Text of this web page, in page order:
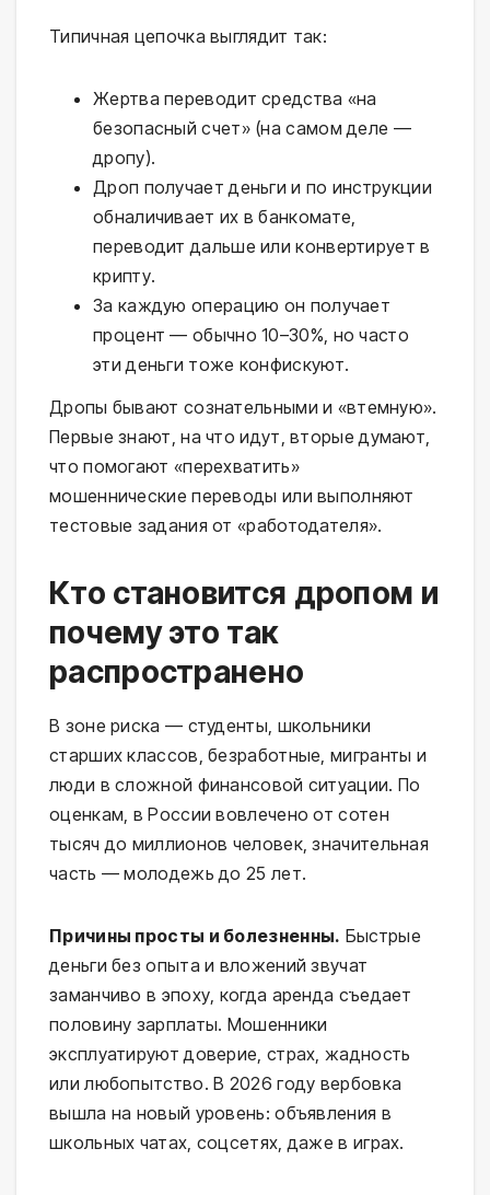
Типичная цепочка выглядит так:
Жертва переводит средства «на
безопасный счет» (на самом деле —
дропу).
Дроп получает деньги и по инструкции
обналичивает их в банкомате,
переводит дальше или конвертирует в
крипту.
За каждую операцию он получает
процент — обычно 10–30%, но часто
эти деньги тоже конфискуют.
Дропы бывают сознательными и «втемную».
Первые знают, на что идут, вторые думают,
что помогают «перехватить»
мошеннические переводы или выполняют
тестовые задания от «работодателя».
Кто становится дропом и
почему это так
распространено
В зоне риска — студенты, школьники
старших классов, безработные, мигранты и
люди в сложной финансовой ситуации. По
оценкам, в России вовлечено от сотен
тысяч до миллионов человек, значительная
часть — молодежь до 25 лет.
Причины просты и болезненны. Быстрые
деньги без опыта и вложений звучат
заманчиво в эпоху, когда аренда съедает
половину зарплаты. Мошенники
эксплуатируют доверие, страх, жадность
или любопытство. В 2026 году вербовка
вышла на новый уровень: объявления в
школьных чатах, соцсетях, даже в играх.